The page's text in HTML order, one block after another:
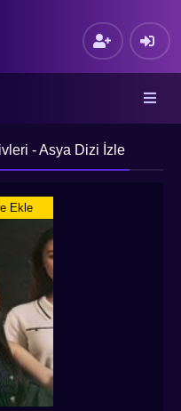
- Asya Dizi İzle
Ekle